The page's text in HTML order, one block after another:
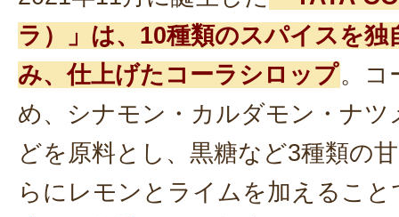
ラ）」は、10種類のスパイスを独
み、仕上げたコーラシロップ。コ
め、シナモン・カルダモン・ナ
どを原料とし、黒糖など3種類の
らにレモンとライムを加えること